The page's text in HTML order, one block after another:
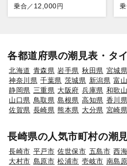
乗合／ 12,000円 乗
各都道府県の潮見表・タ
北海道 青森県 岩手県 秋田県 宮城県
神奈川県 千葉県 茨城県 新潟県 富
静岡県 三重県 大阪府 兵庫県 和歌
山口県 鳥取県 島根県 高知県 香川県
佐賀県 長崎県 熊本県 大分県 宮崎県
長崎県の人気市町村の潮
長崎市 平戸市 佐世保市 五島市 西
大村市 島原市 松浦市 壱岐市 南島